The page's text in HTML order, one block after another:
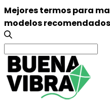
Mejores termos para
modelos recomendados
Search
for: